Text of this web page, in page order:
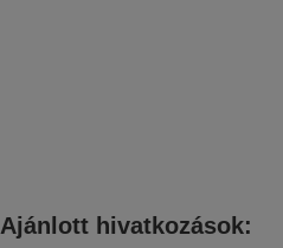
Ajánlott hivatkozások: